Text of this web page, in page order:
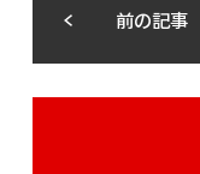
前の記事